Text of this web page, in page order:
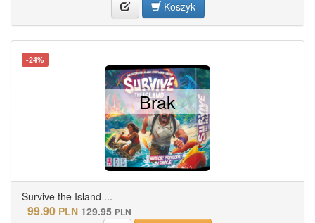
Koszyk
-24%
Survive the Island ...
99.90 PLN 129.95 PLN
Brak